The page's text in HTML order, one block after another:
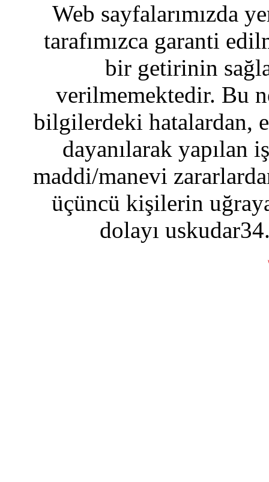
Web sayfalarımızda
tarafımızca garanti
bir getirinin
verilmemektedir. Bu
bilgilerdeki hatalardan,
dayanılarak yapılan
maddi/manevi
üçüncü kişilerin
dolayı